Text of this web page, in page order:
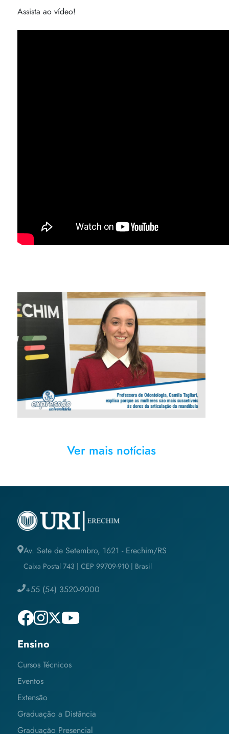
Assista ao vídeo!
Professora de Odontologia,
Camila Tagliari, explica porque
as mulheres são mais
suscetíveis às dores de
articulação da mandíbula.
Ver mais notícias
Av. Sete de Setembro, 1621 - Erechim/RS
Caixa Postal 743 | CEP 99709-910 | Brasil
+55 (54) 3520-9000
Ensino
Cursos Técnicos
Eventos
Extensão
Graduação a Distância
Graduação Presencial